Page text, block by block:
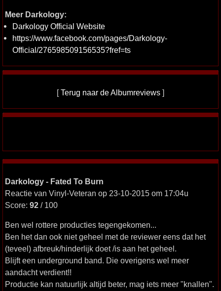
Meer Darkology:
Darkology Official Website
https://www.facebook.com/pages/Darkology-
Official/276598509156535?fref=ts
[Terug naar de Albumreviews ]
Darkology - Fated To Burn
Reactie van Vinyl-Veteran op 23-10-2015 om 17:04u
Score: 92 / 100
Ben wel rottere producties tegengekomen...
Ben het dan ook niet geheel met de reviewer eens dat het
(teveel) afbreuk/hinderlijk doet /is aan het geheel.
Blijft een underground band. Die overigens wel meer
aandacht verdient!!
Productie kan natuurlijk altijd beter, mag iets meer "knallen".